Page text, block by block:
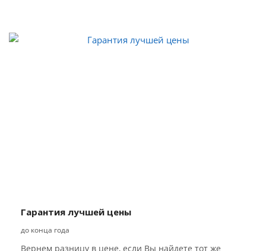
Гарантия лучшей цены
до конца года
Вернем разницу в цене, если Вы найдете тот же